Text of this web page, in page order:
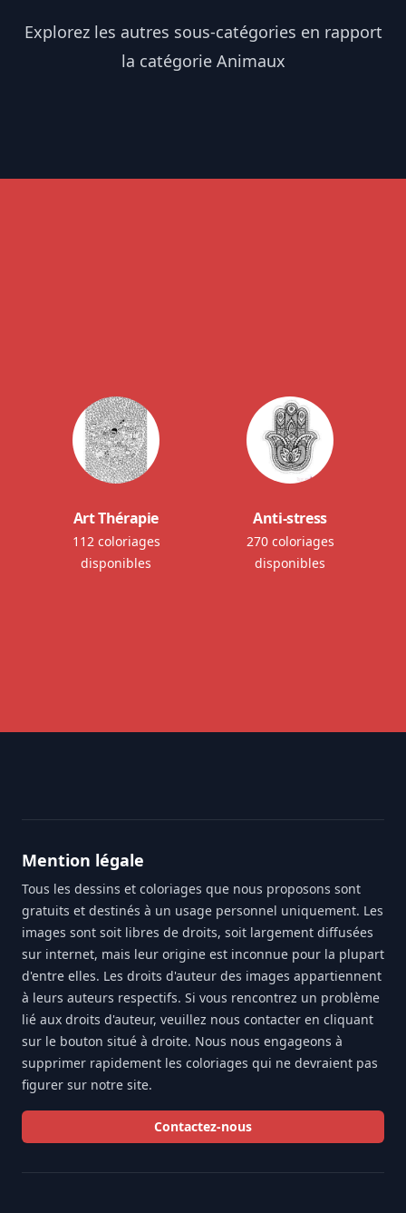
Explorez les autres sous-catégories en rapport
la catégorie Animaux
Art Thérapie
112 coloriages
disponibles
Anti-stress
270 coloriages
disponibles
Mention légale
Tous les dessins et coloriages que nous proposons sont
gratuits et destinés à un usage personnel uniquement. Les
images sont soit libres de droits, soit largement diffusées
sur internet, mais leur origine est inconnue pour la plupart
d'entre elles. Les droits d'auteur des images appartiennent
à leurs auteurs respectifs. Si vous rencontrez un problème
lié aux droits d'auteur, veuillez nous contacter en cliquant
sur le bouton situé à droite. Nous nous engageons à
supprimer rapidement les coloriages qui ne devraient pas
figurer sur notre site.
Contactez-nous